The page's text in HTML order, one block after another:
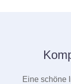
Eine schöne